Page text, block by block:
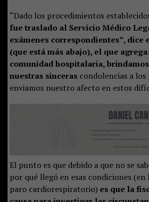
“Dado los procedimientos
fue traslado al Servicio Médico
exámenes correspondientes”, dice
(que está más abajo), el que
comunidad hospitalaria,
nuestras sincerascondolencias a los
enviamos nuestro afecto en estos
El punto es que debido a que no se
por qué llegó en esas condiciones (en
paro cardiorespiratorio) es que la